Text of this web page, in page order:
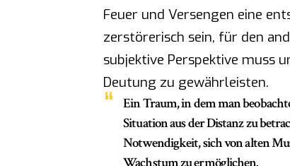
Feuer und Versengen eine
zerstörerisch sein, für den
subjektive Perspektive muss
Deutung zu gewährleisten.
Ein Traum, in dem man
Situation aus der Distanz zu
Notwendigkeit, sich von alten